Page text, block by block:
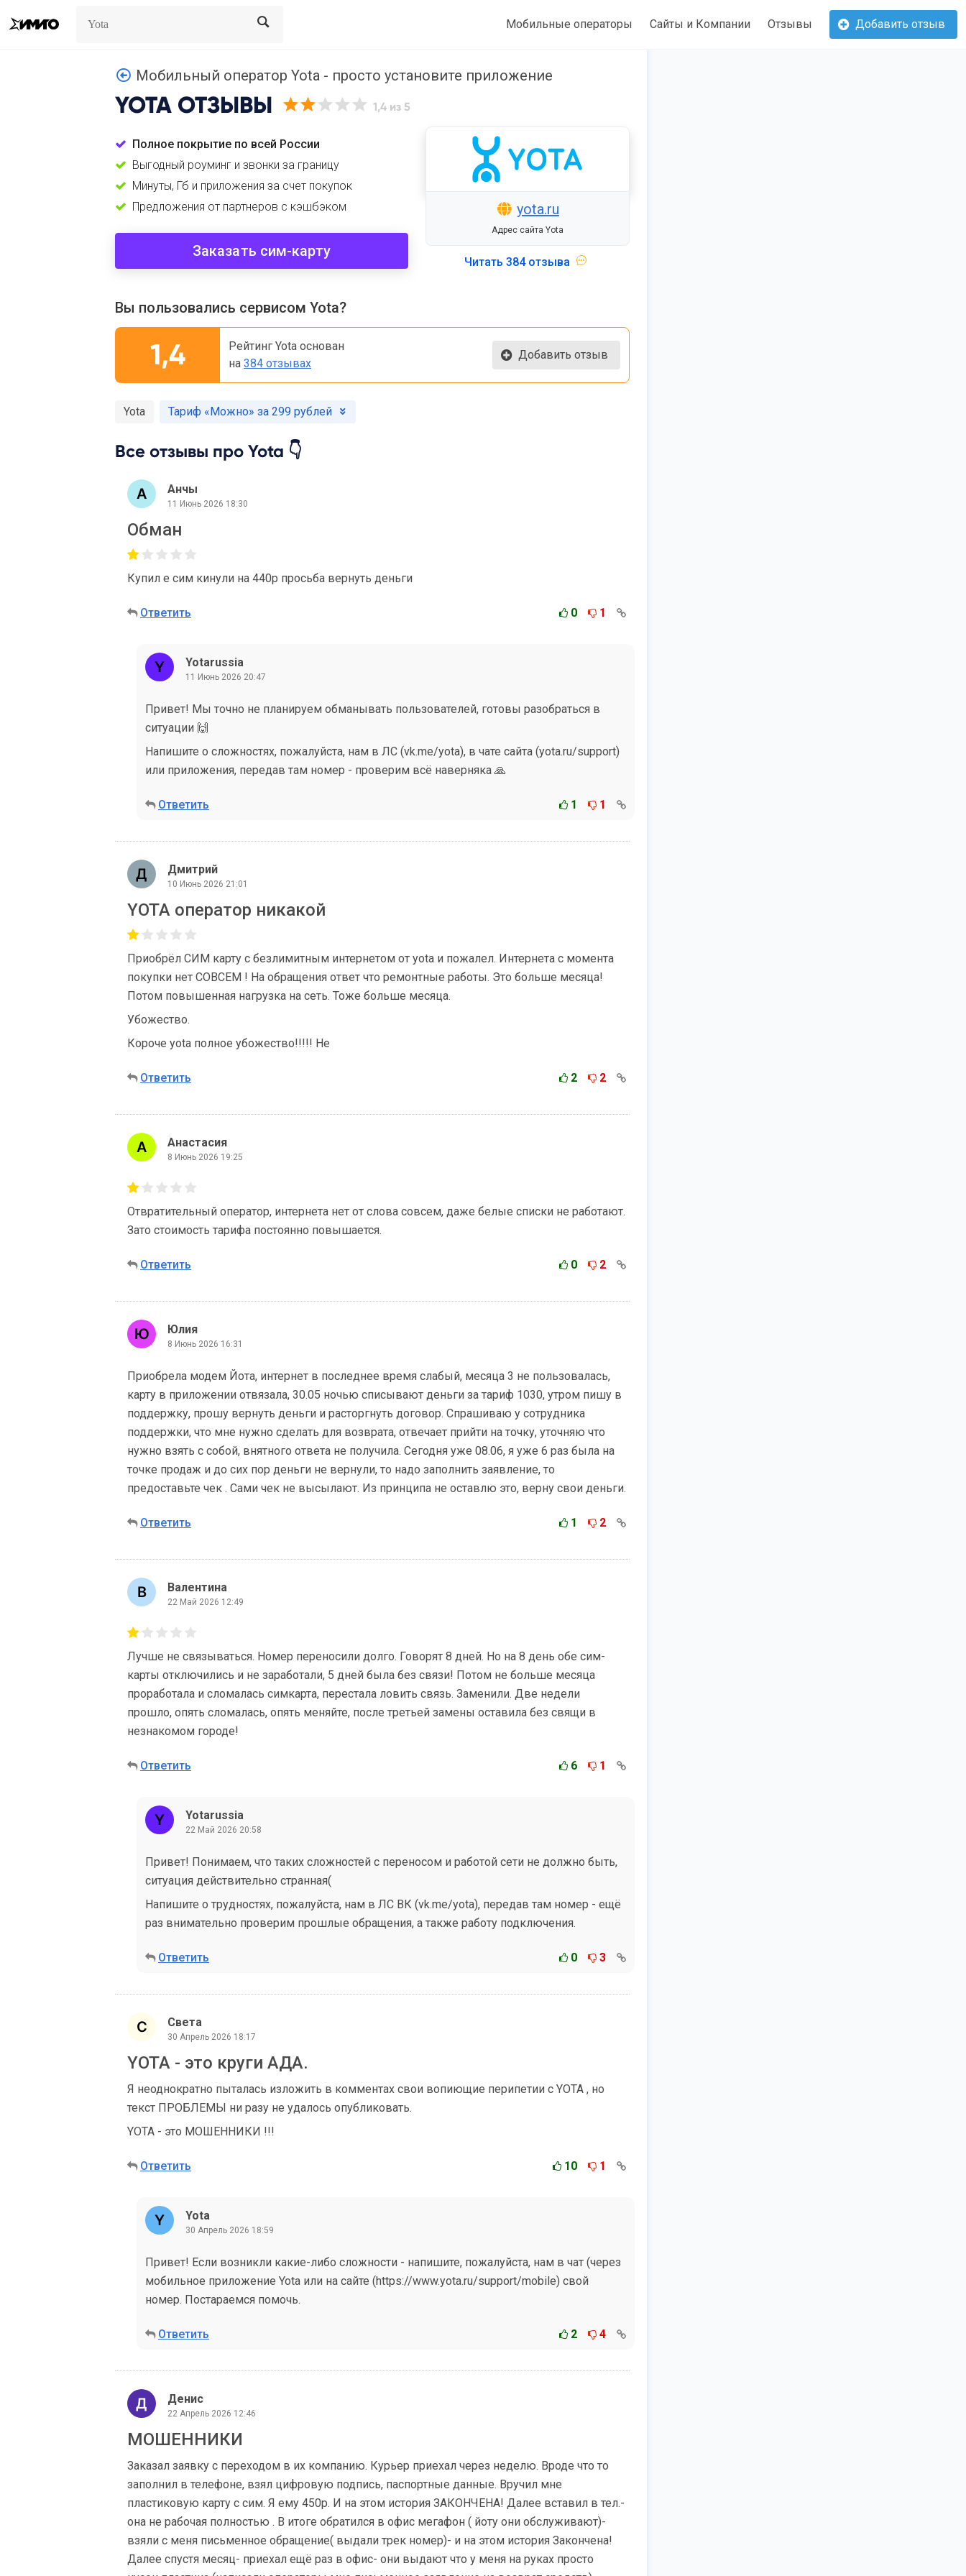
Search Мобильные операторы Сайты и Компании Отзывы Добавить отзыв
Мобильный оператор Yota - просто установите приложение
YOTA ОТЗЫВЫ 1,4 из 5
Полное покрытие по всей России
Выгодный роуминг и звонки за границу
Минуты, Гб и приложения за счет покупок
Предложения от партнеров с кэшбэком
Заказать сим-карту
yota.ru
Адрес сайта Yota
Читать384 отзыва
Вы пользовались сервисом Yota?
1,4
Рейтинг Yota основан
на 384 отзывах
Добавить отзыв
Yota Тариф «Можно» за 299 рублей
Все отзывы про Yota 👇
Анчы
11 Июнь 2026 18:30
Обман
Купил е сим кинули на 440р просьба вернуть деньги
Ответить 0 1
Yotarussia
11 Июнь 2026 20:47
Привет! Мы точно не планируем обманывать пользователей, готовы разобраться в
ситуации 🙌
Напишите о сложностях, пожалуйста, нам в ЛС (vk.me/yota), в чате сайта (yota.ru/support)
или приложения, передав там номер - проверим всё наверняка 🙏
Ответить 1 1
Дмитрий
10 Июнь 2026 21:01
YOTA оператор никакой
Приобрёл СИМ карту с безлимитным интернетом от yota и пожалел. Интернета с момента
покупки нет СОВСЕМ ! На обращения ответ что ремонтные работы. Это больше месяца!
Потом повышенная нагрузка на сеть. Тоже больше месяца.
Убожество.
Короче yota полное убожество!!!!! Не
Ответить 2 2
Анастасия
8 Июнь 2026 19:25
Отвратительный оператор, интернета нет от слова совсем, даже белые списки не работают.
Зато стоимость тарифа постоянно повышается.
Ответить 0 2
Юлия
8 Июнь 2026 16:31
Приобрела модем Йота, интернет в последнее время слабый, месяца 3 не пользовалась,
карту в приложении отвязала, 30.05 ночью списывают деньги за тариф 1030, утром пишу в
поддержку, прошу вернуть деньги и расторгнуть договор. Спрашиваю у сотрудника
поддержки, что мне нужно сделать для возврата, отвечает прийти на точку, уточняю что
нужно взять с собой, внятного ответа не получила. Сегодня уже 08.06, я уже 6 раз была на
точке продаж и до сих пор деньги не вернули, то надо заполнить заявление, то
предоставьте чек . Сами чек не высылают. Из принципа не оставлю это, верну свои деньги.
Ответить 1 2
Валентина
22 Май 2026 12:49
Лучше не связываться. Номер переносили долго. Говорят 8 дней. Но на 8 день обе сим-
карты отключились и не заработали, 5 дней была без связи! Потом не больше месяца
проработала и сломалась симкарта, перестала ловить связь. Заменили. Две недели
прошло, опять сломалась, опять меняйте, после третьей замены оставила без свящи в
незнакомом городе!
Ответить 6 1
Yotarussia
22 Май 2026 20:58
Привет! Понимаем, что таких сложностей с переносом и работой сети не должно быть,
ситуация действительно странная(
Напишите о трудностях, пожалуйста, нам в ЛС ВК (vk.me/yota), передав там номер - ещё
раз внимательно проверим прошлые обращения, а также работу подключения.
Ответить 0 3
Света
30 Апрель 2026 18:17
YOTA - это круги АДА.
Я неоднократно пыталась изложить в комментах свои вопиющие перипетии с YOTA , но
текст ПРОБЛЕМЫ ни разу не удалось опубликовать.
YOTA - это МОШЕННИКИ !!!
Ответить 10 1
Yota
30 Апрель 2026 18:59
Привет! Если возникли какие-либо сложности - напишите, пожалуйста, нам в чат (через
мобильное приложение Yota или на сайте (https://www.yota.ru/support/mobile) свой
номер. Постараемся помочь.
Ответить 2 4
Денис
22 Апрель 2026 12:46
МОШЕННИКИ
Заказал заявку с переходом в их компанию. Курьер приехал через неделю. Вроде что то
заполнил в телефоне, взял цифровую подпись, паспортные данные. Вручил мне
пластиковую карту с сим. Я ему 450р. И на этом история ЗАКОНЧЕНА! Далее вставил в тел.-
она не рабочая полностью . В итоге обратился в офис мегафон ( йоту они обслуживают)-
взяли с меня письменное обращение( выдали трек номер)- и на этом история Закончена!
Далее спустя месяц- приехал ещё раз в офис- они выдают что у меня на руках просто